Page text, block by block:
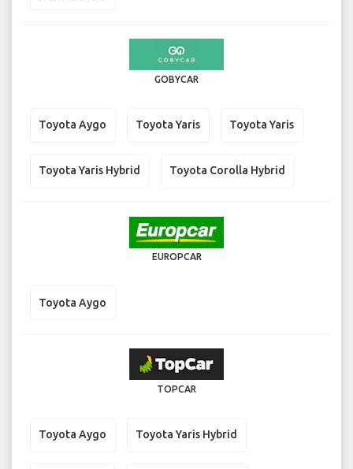
GOBYCAR
Toyota Aygo Toyota Yaris Toyota Yaris
Toyota Yaris Hybrid Toyota Corolla Hybrid
EUROPCAR
Toyota Aygo
TOPCAR
Toyota Aygo Toyota Yaris Hybrid